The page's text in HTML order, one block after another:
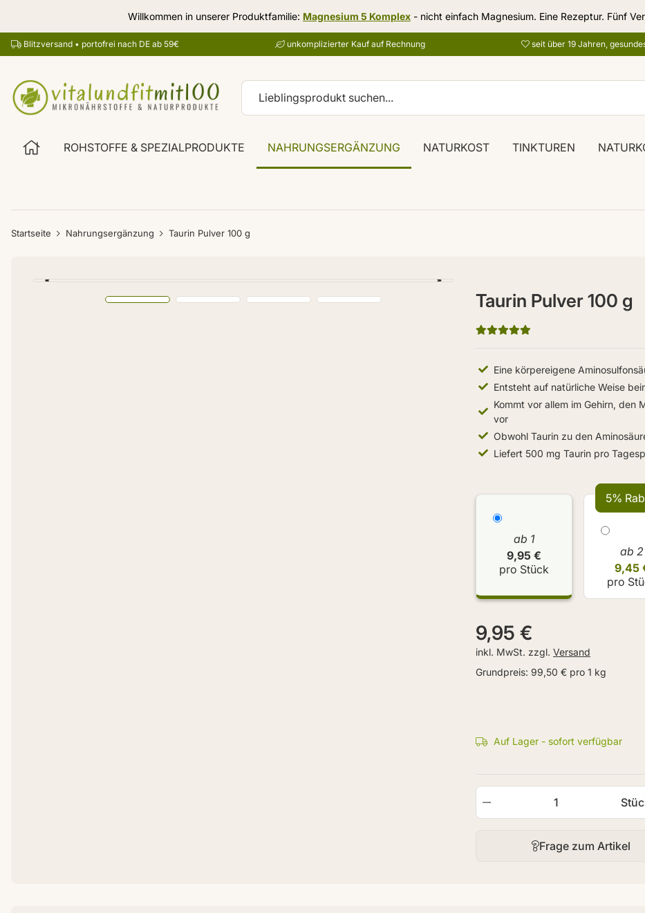
Willkommen in unserer Produktfamilie: Magnesium 5 Komplex - nicht einfach Magnesium. Eine Rezeptur. Fünf
Blitzversand • portofrei nach DE ab 59€ unkomplizierter Kauf auf Rechnung seit über 19 Jahren,
ROHSTOFFE & SPEZIALPRODUKTE NAHRUNGSERGÄNZUNG NATURKOST TINKTUREN
Startseite Nahrungsergänzung Taurin Pulver 100 g
Taurin Pulver 100 g
Eine körpereigene
Entsteht auf natürliche Weise
Kommt vor allem im Gehirn, den
vor
Obwohl Taurin zu den
Liefert 500 mg Taurin pro
9,95 €
inkl. MwSt. zzgl. Versand
Grundpreis: 99,50 € pro 1 kg
Frage zum Artikel
Auf Lager - sofort verfügbar
ab 1
9,95 €
pro Stück
5%
ab 2
9,45
pro